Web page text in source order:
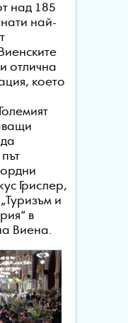
над 185
най-
отлична
което
Грислер,
и
в
Виена.